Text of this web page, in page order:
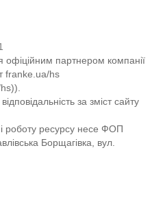
офіційним партнером компанії
franke.ua/hs
за зміст сайту
і роботу ресурсу несе ФОП
Борщагівка, вул.